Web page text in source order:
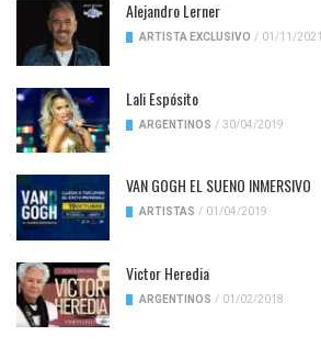
Alejandro Lerner
ARTISTA EXCLUSIVO / 01/11/2021
Lali Espósito
ARGENTINOS / 30/04/2019
VAN GOGH EL SUENO INMERSIVO
ARTISTAS / 01/04/2019
Victor Heredia
ARGENTINOS / 01/02/2018